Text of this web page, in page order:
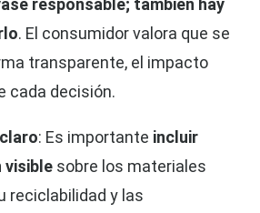
. El consumidor valora que se
transparente, el impacto
cada decisión.
: Es importante incluir
visible sobre los materiales
reciclabilidad y las